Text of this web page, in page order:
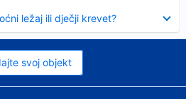
ležaj ili dječji krevet?
svoj objekt